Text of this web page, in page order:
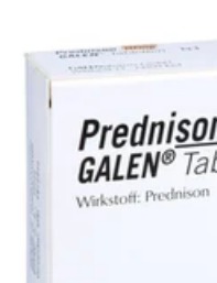
Filterung